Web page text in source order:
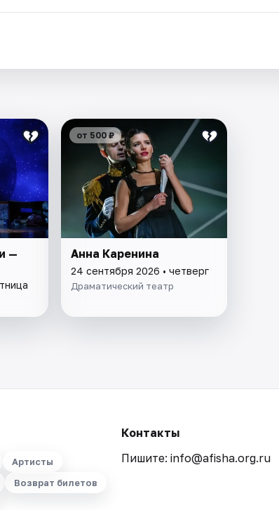
—
от 500 ₽
Анна Каренина
24 сентября 2026 • четверг
Драматический театр
Артисты
Возврат билетов
Контакты
Пишите: info@afisha.org.ru